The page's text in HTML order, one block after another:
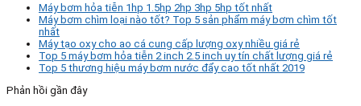
Máy bơm hỏa tiễn 1hp 1.5hp 2hp 3hp 5hp tốt nhất
Máy bơm chìm loại nào tốt? Top 5 sản phẩm máy bơm chìm tốt
nhất
Máy tạo oxy cho ao cá cung cấp lượng oxy nhiều giá rẻ
Top 5 máy bơm hỏa tiễn 2 inch 2.5 inch uy tín chất lượng giá rẻ
Top 5 thương hiệu máy bơm nước đẩy cao tốt nhất 2019
Phản hồi gần đây